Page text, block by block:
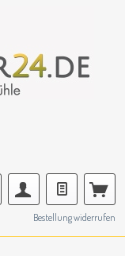
Bestellung widerrufen